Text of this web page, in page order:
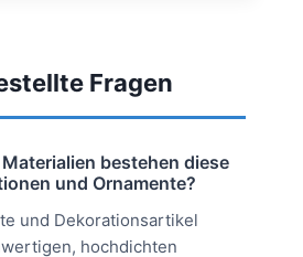
Fragen
bestehen diese
und Ornamente?
und Dekorationsartikel
hochdichten